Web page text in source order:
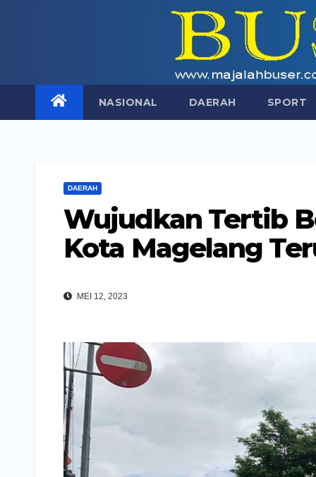
NASIONAL DAERAH SPORT
DAERAH
Wujudkan Tertib
Kota Magelang
MEI 12, 2023